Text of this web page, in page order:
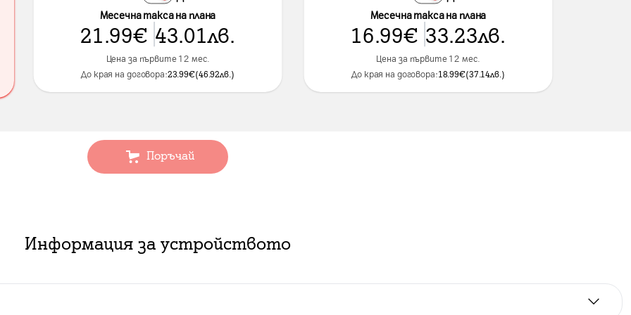
Месечна такса на плана
21.99€ 43.01лв.
Цена за първите 12 мес.
До края на договора:23.99€(46.92лв.)
Месечна такса на плана
16.99€ 33.23лв.
Цена за първите 12 мес.
До края на договора:18.99€(37.14лв.)
Поръчай
Информация за устройството